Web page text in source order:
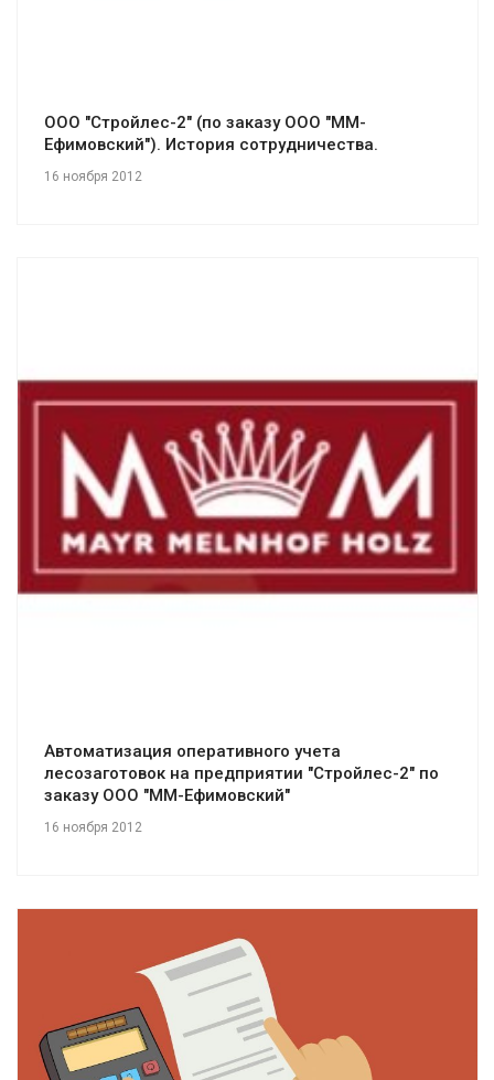
ООО "Стройлес-2" (по заказу ООО "ММ-
Ефимовский"). История сотрудничества.
16 ноября 2012
Смотреть проект
Автоматизация оперативного учета
лесозаготовок на предприятии "Стройлес-2" по
заказу ООО "ММ-Ефимовский"
16 ноября 2012
Смотреть проект